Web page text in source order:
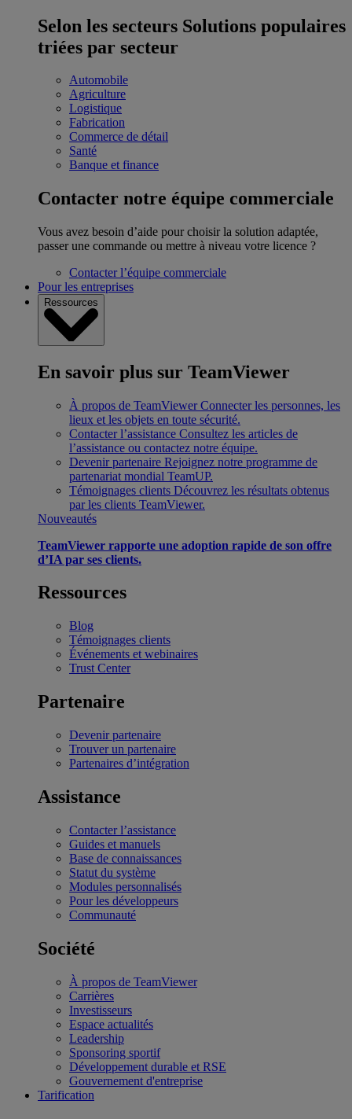
Selon les secteurs Solutions populaires
triées par secteur
Automobile
Agriculture
Logistique
Fabrication
Commerce de détail
Santé
Banque et finance
Contacter notre équipe commerciale
Vous avez besoin d’aide pour choisir la solution adaptée,
passer une commande ou mettre à niveau votre licence ?
Contacter l’équipe commerciale
Pour les entreprises
Ressources
En savoir plus sur TeamViewer
À propos de TeamViewer Connecter les personnes, les
lieux et les objets en toute sécurité.
Contacter l’assistance Consultez les articles de
l’assistance ou contactez notre équipe.
Devenir partenaire Rejoignez notre programme de
partenariat mondial TeamUP.
Témoignages clients Découvrez les résultats obtenus
par les clients TeamViewer.
Nouveautés
TeamViewer rapporte une adoption rapide de son offre
d’IA par ses clients.
Ressources
Blog
Témoignages clients
Événements et webinaires
Trust Center
Partenaire
Devenir partenaire
Trouver un partenaire
Partenaires d’intégration
Assistance
Contacter l’assistance
Guides et manuels
Base de connaissances
Statut du système
Modules personnalisés
Pour les développeurs
Communauté
Société
À propos de TeamViewer
Carrières
Investisseurs
Espace actualités
Leadership
Sponsoring sportif
Développement durable et RSE
Gouvernement d'entreprise
Tarification